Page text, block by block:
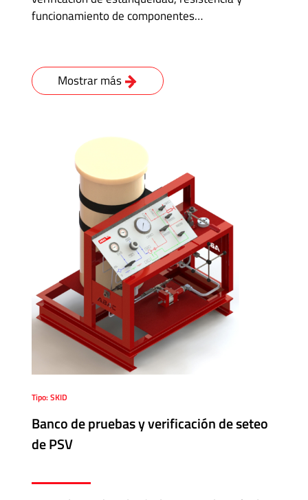
funcionamiento de componentes…
Mostrar más
Tipo: SKID
Banco de pruebas y verificación de seteo
de PSV